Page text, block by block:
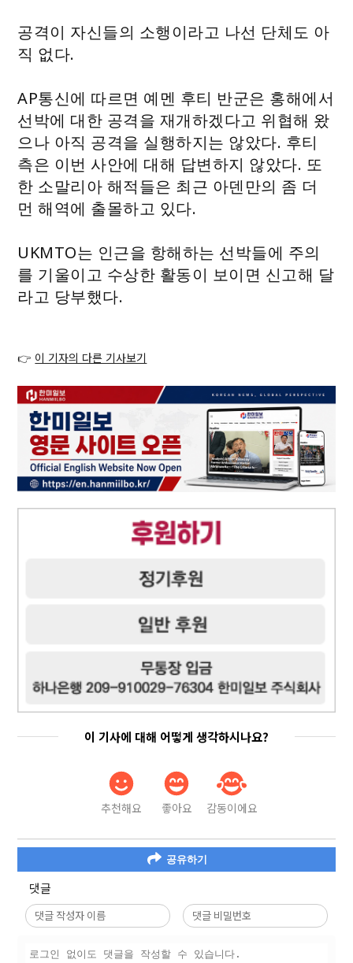
공격이 자신들의 소행이라고 나선 단체도 아
직 없다.
AP통신에 따르면 예멘 후티 반군은 홍해에서
선박에 대한 공격을 재개하겠다고 위협해 왔
으나 아직 공격을 실행하지는 않았다. 후티
측은 이번 사안에 대해 답변하지 않았다. 또
한 소말리아 해적들은 최근 아덴만의 좀 더
먼 해역에 출몰하고 있다.
UKMTO는 인근을 항해하는 선박들에 주의
를 기울이고 수상한 활동이 보이면 신고해 달
라고 당부했다.
👉 이 기자의 다른 기사보기
이 기사에 대해 어떻게 생각하시나요?
추천해요 좋아요 감동이에요
공유하기
댓글